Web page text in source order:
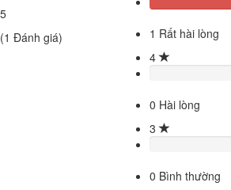
5
(1 Đánh giá) 1 Rất hài lòng
4
0 Hài lòng
3
0 Bình thường